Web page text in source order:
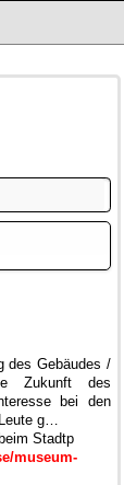
des Gebäudes /
Zukunft des
bei den
g…
Stadtp
museum-